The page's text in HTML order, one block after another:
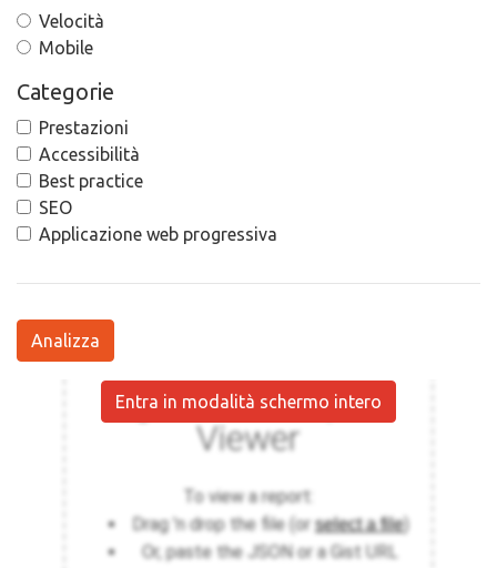
Velocità
Mobile
Categorie
Prestazioni
Accessibilità
Best practice
SEO
Applicazione web progressiva
Analizza
Entra in modalità schermo intero